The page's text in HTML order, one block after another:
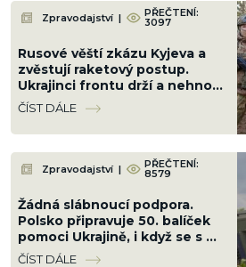
Zpravodajství | PŘEČTENÍ:
3097
Rusové věští zkázu Kyjeva a
zvěstují raketový postup.
Ukrajinci frontu drží a nehnou
se ani o metr
ČÍST DÁLE
Zpravodajství | PŘEČTENÍ:
8579
Žádná slábnoucí podpora.
Polsko připravuje 50. balíček
pomoci Ukrajině, i když se s ní
hádá kvůli Banderovi
ČÍST DÁLE